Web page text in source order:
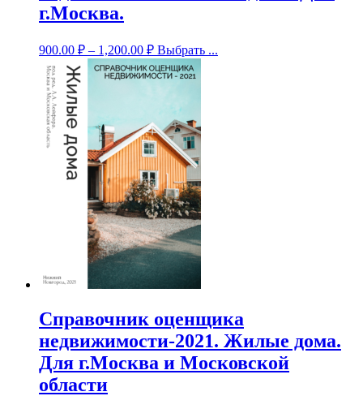
г.Москва.
900.00 ₽ – 1,200.00 ₽ Выбрать ...
Справочник оценщика
недвижимости-2021. Жилые дома.
Для г.Москва и Московской
области